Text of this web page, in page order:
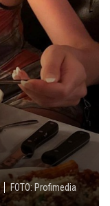
FOTO: Profimedia